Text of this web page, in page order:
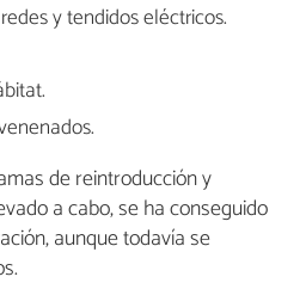
y tendidos eléctricos.
de reintroducción y
a cabo, se ha conseguido
aunque todavía se